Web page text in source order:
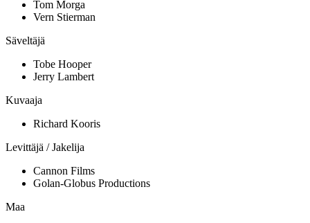
Tom Morga
Vern Stierman
Säveltäjä
Tobe Hooper
Jerry Lambert
Kuvaaja
Richard Kooris
Levittäjä / Jakelija
Cannon Films
Golan-Globus Productions
Maa